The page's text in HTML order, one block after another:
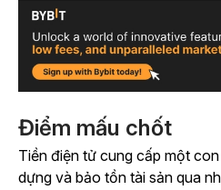
Điểm mấu chốt
Tiền điện tử cung cấp một
dựng và bảo tồn tài sản qua